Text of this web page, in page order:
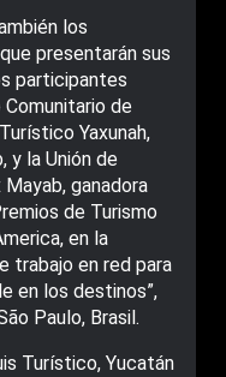
los
presentarán sus
participantes
de
Yaxunah,
y la Unión de
ganadora
de Turismo
en la
trabajo en red para
en los destinos”,
Paulo, Brasil.
Turístico, Yucatán